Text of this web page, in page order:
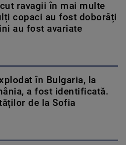
ravagii în mai multe
copaci au fost doborâți
au fost avariate
în Bulgaria, la
a fost identificată.
de la Sofia